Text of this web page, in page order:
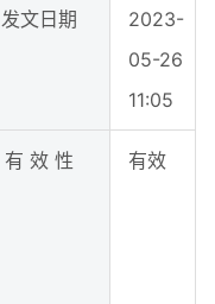
发文日期
2023-
05-26
11:05
有 效 性 有效